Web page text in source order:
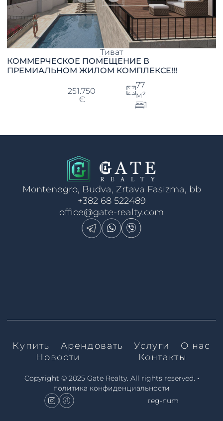
Тиват
КОММЕРЧЕСКОЕ ПОМЕЩЕНИЕ В
ПРЕМИАЛЬНОМ ЖИЛОМ КОМПЛЕКСЕ!!!
251.750
€
77
м²
1
Montenegro, Budva, Zrtava Fasizma, bb
+382 68 522489
office@gate-realty.com
Купить Арендовать Услуги
О нас
Новости
Контакты
Copyright © 2025 Gate Realty. All rights reserved. •
политика конфиденциальности
reg-num